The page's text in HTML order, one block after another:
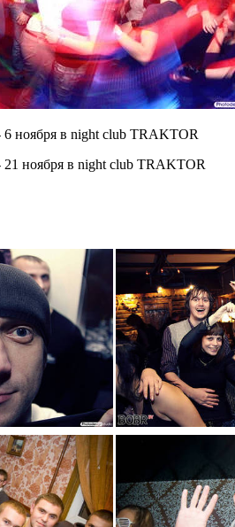
6 ноября в night club TRAKTOR
21 ноября в night club TRAKTOR